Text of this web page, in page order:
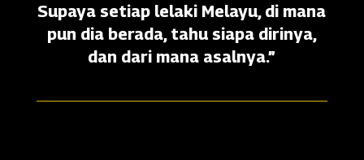
Supaya setiap lelaki Melayu, di mana
pun dia berada, tahu siapa dirinya,
dan dari mana asalnya.”